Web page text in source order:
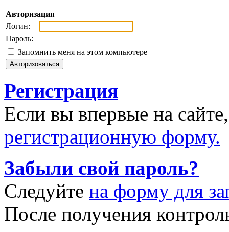
Авторизация
Логин:
Пароль:
Запомнить меня на этом компьютере
Регистрация
Если вы впервые на
регистрационную форму.
Забыли свой пароль?
Следуйте на форму для
После получения